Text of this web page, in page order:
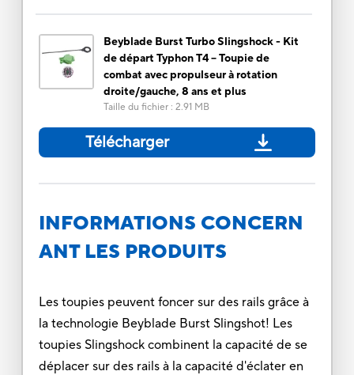
Beyblade Burst Turbo Slingshock - Kit
de départ Typhon T4 – Toupie de
combat avec propulseur à rotation
droite/gauche, 8 ans et plus
Taille du fichier: 2.91 MB
Télécharger
INFORMATIONS CONCERN
ANT LES PRODUITS
Les toupies peuvent foncer sur des rails grâce à
la technologie Beyblade Burst Slingshot! Les
toupies Slingshock combinent la capacité de se
déplacer sur des rails à la capacité d'éclater en